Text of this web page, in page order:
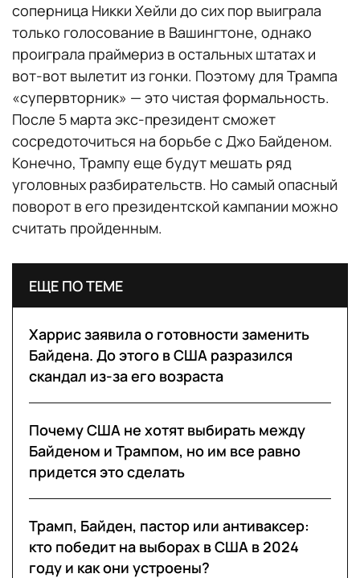
соперница Никки Хейли до сих пор выиграла
только голосование в Вашингтоне, однако
проиграла праймериз в остальных штатах и
вот-вот вылетит из гонки. Поэтому для Трампа
«супервторник» — это чистая формальность.
После 5 марта экс-президент сможет
сосредоточиться на борьбе с Джо Байденом.
Конечно, Трампу еще будут мешать ряд
уголовных разбирательств. Но самый опасный
поворот в его президентской кампании можно
считать пройденным.
ЕЩЕ ПО ТЕМЕ
Харрис заявила о готовности заменить
Байдена. До этого в США разразился
скандал из-за его возраста
Почему США не хотят выбирать между
Байденом и Трампом, но им все равно
придется это сделать
Трамп, Байден, пастор или антиваксер:
кто победит на выборах в США в 2024
году и как они устроены?